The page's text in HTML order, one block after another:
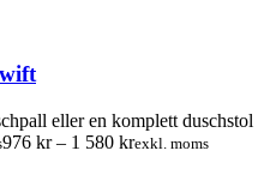
eller en komplett duschstol
976 kr – 1 580 krPrisintervall:
exkl. moms